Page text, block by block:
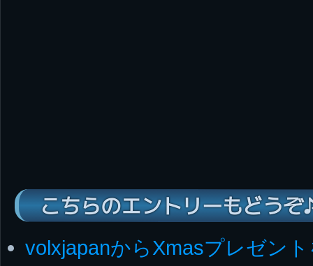
こちらのエントリーもどうぞ
volxjapanからXmasプレゼン